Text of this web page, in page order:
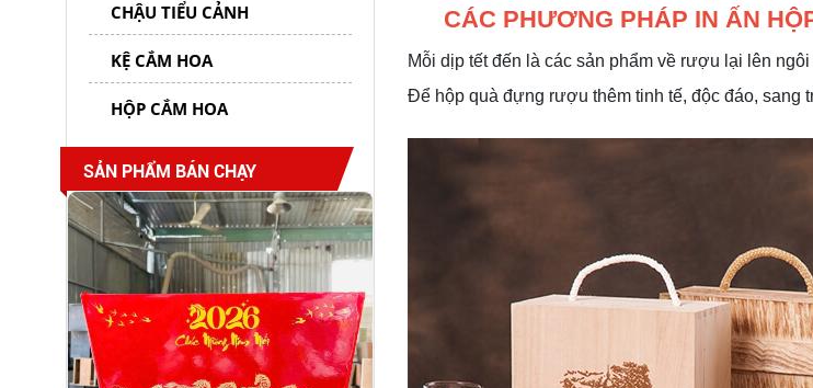
CHẬU TIỂU CẢNH
KỆ CẮM HOA
HỘP CẮM HOA
SẢN PHẨM BÁN CHẠY
HỘP GỖ TẾT 2026 - MSP 290
CÁC PHƯƠNG PHÁP IN ẤN
Mỗi dịp tết đến là các sản phẩm về rượu lại lên
Để hộp quà đựng rượu thêm tinh tế, độc đáo, sang